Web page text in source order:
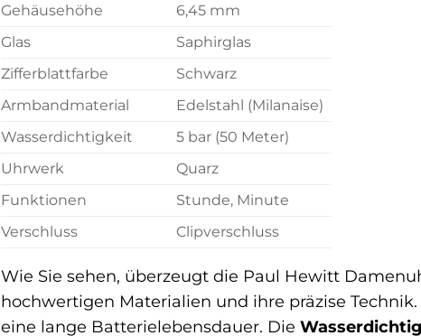
Gehäusehöhe
6,45 mm
Glas
Saphirglas
Zifferblattfarbe
Schwarz
Armbandmaterial
Edelstahl (Milanaise)
Wasserdichtigkeit
5 bar (50 Meter)
Uhrwerk
Quarz
Funktionen
Stunde, Minute
Verschluss
Clipverschluss
Wie Sie sehen, überzeugt die Paul Hewitt
hochwertigen Materialien und ihre präzise Technik.
eine lange Batterielebensdauer. Die